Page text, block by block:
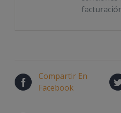
Compartir En
Facebook